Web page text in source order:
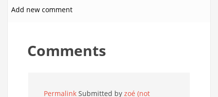
Add new comment
Comments
Permalink Submitted by zoé (not